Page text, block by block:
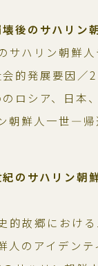
後のサハリン
サハリン朝鮮
会的発展要因
ロシア、日本
朝鮮人一世―帰
のサハリン朝
故郷における
のアイデン